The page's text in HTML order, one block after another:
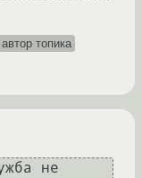
автор топика
не